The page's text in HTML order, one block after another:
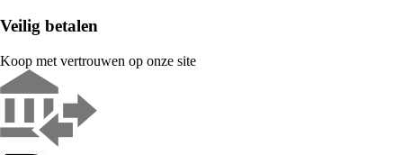
Veilig betalen
Koop met vertrouwen op onze site